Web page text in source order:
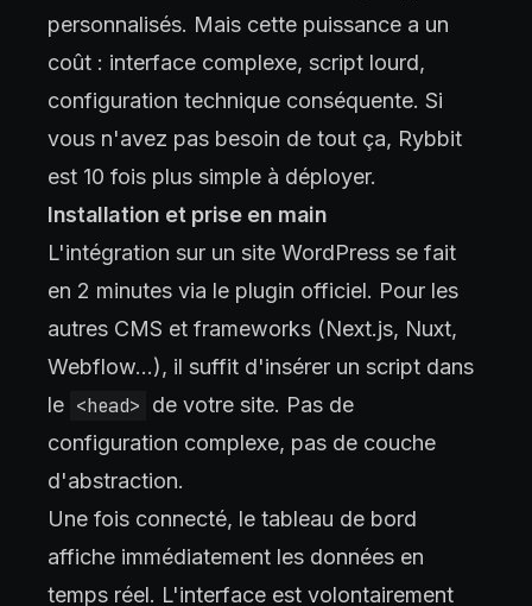
personnalisés. Mais cette puissance a un
coût : interface complexe, script lourd,
configuration technique conséquente. Si
vous n'avez pas besoin de tout ça, Rybbit
est 10 fois plus simple à déployer.
Installation et prise en main
L'intégration sur un site WordPress se fait
en 2 minutes via le plugin officiel. Pour les
autres CMS et frameworks (Next.js, Nuxt,
Webflow…), il suffit d'insérer un script dans
le <head> de votre site. Pas de
configuration complexe, pas de couche
d'abstraction.
Une fois connecté, le tableau de bord
affiche immédiatement les données en
temps réel. L'interface est volontairement